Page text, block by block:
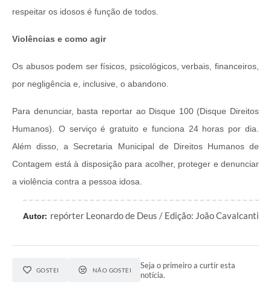
respeitar os idosos é função de todos.
Violências e como agir
Os abusos podem ser físicos, psicológicos, verbais, financeiros,
por negligência e, inclusive, o abandono.
Para denunciar, basta reportar ao Disque 100 (Disque Direitos
Humanos). O serviço é gratuito e funciona 24 horas por dia.
Além disso, a Secretaria Municipal de Direitos Humanos de
Contagem está à disposição para acolher, proteger e denunciar
a violência contra a pessoa idosa.
Autor: repórter Leonardo de Deus / Edição: João Cavalcanti
GOSTEI NÃO GOSTEI
Seja o primeiro a curtir esta
notícia.